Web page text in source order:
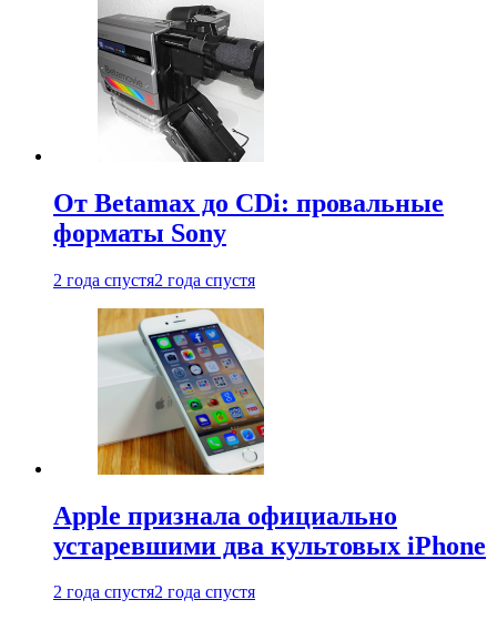
От Betamax до CDi: провальные
форматы Sony
2 года спустя2 года спустя
Apple признала официально
устаревшими два культовых iPhone
2 года спустя2 года спустя